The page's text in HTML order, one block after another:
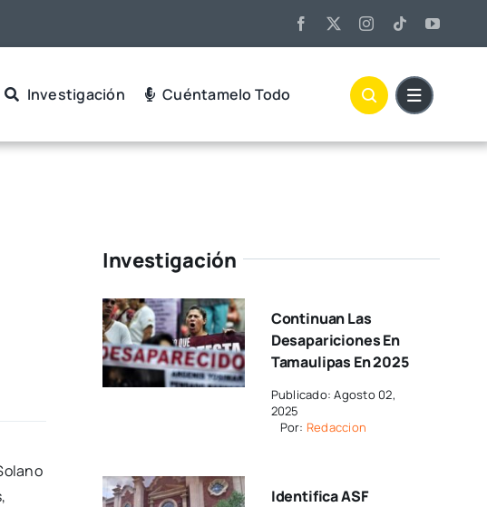
Investigación Cuéntamelo Todo
Investigación
Continuan Las
Desapariciones En
Tamaulipas En 2025
Publicado: Agosto 02,
2025
Por: Redaccion
Identifica ASF